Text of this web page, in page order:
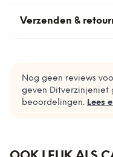
Verzenden &
Nog geen reviews
geven Ditverzinjeniet
beoordelingen. Lees